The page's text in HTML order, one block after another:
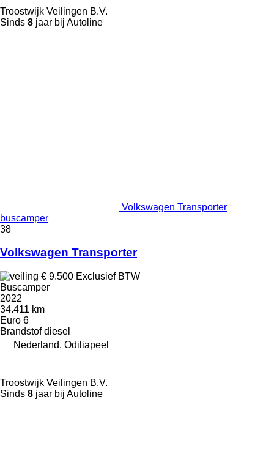
Troostwijk Veilingen B.V.
Sinds 8 jaar bij Autoline
Volkswagen Transporter
buscamper
38
Volkswagen Transporter
€ 9.500 Exclusief BTW
Buscamper
2022
34.411 km
Euro 6
Brandstof diesel
Nederland, Odiliapeel
Troostwijk Veilingen B.V.
Sinds 8 jaar bij Autoline